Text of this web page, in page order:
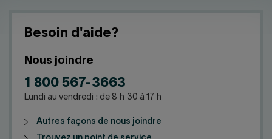
Besoin d'aide?
Nous joindre
1 800 567-3663
Lundi au vendredi : de 8 h 30 à 17 h
Autres façons de nous joindre